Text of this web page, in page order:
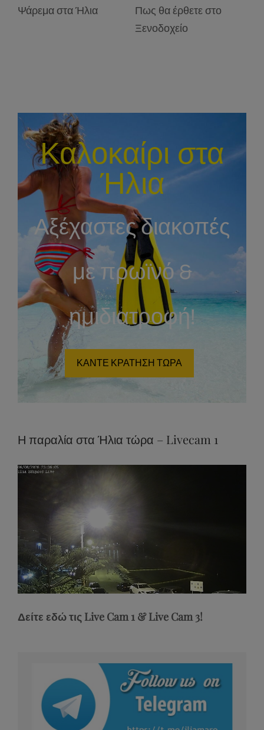
Ψάρεμα στα Ήλια
Πως θα έρθετε στο
Ξενοδοχείο
Καλοκαίρι στα
Ήλια
Αξέχαστες διακοπές
με πρωϊνό &
ημιδιατροφή!
ΚΑΝΤΕ ΚΡΑΤΗΣΗ ΤΩΡΑ
Η παραλία στα Ήλια τώρα – Livecam 1
Unmute
Stream
Δείτε εδώ τις Live Cam 1 & Live Cam 3!